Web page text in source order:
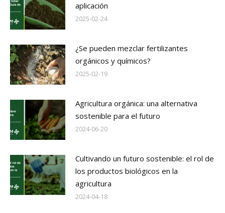
aplicación
2025-02-24
¿Se pueden mezclar fertilizantes
orgánicos y químicos?
2025-02-19
Agricultura orgánica: una alternativa
sostenible para el futuro
2024-06-20
Cultivando un futuro sostenible: el rol de
los productos biológicos en la
agricultura
2024-04-18